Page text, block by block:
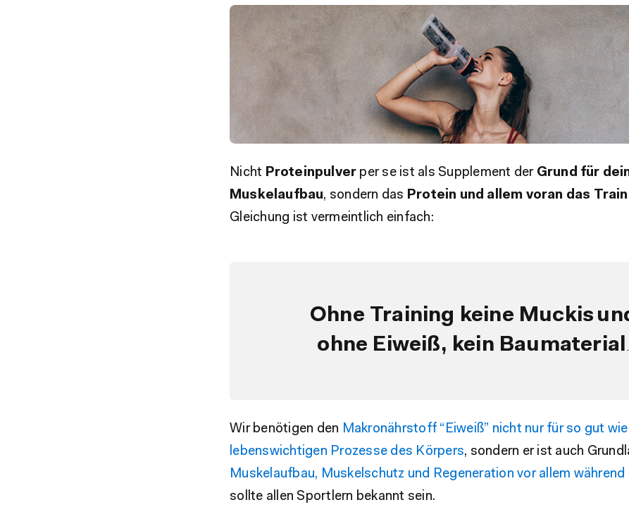
Nicht Proteinpulver per se ist als Supplement der Grund für
Muskelaufbau, sondern das Protein und allem voran das
Gleichung ist vermeintlich einfach:
Ohne Training keine Muckis
ohne Eiweiß, kein Baumaterial.
Wir benötigen den Makronährstoff “Eiweiß” nicht nur für so gut
lebenswichtigen Prozesse des Körpers, sondern er ist auch
Muskelaufbau, Muskelschutz und Regeneration vor allem während
sollte allen Sportlern bekannt sein.